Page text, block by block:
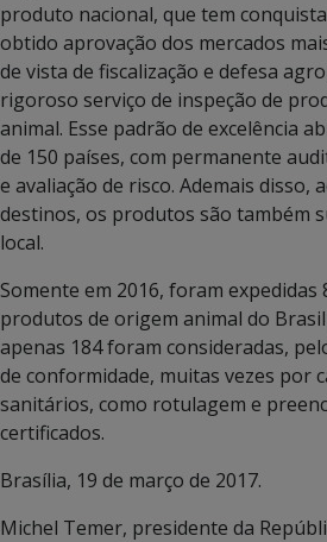
produto nacional, que tem
obtido aprovação dos mercados
de vista de fiscalização e defesa
rigoroso serviço de inspeção de
animal. Esse padrão de excelência
de 150 países, com permanente
e avaliação de risco. Ademais disso,
destinos, os produtos são também
local.
Somente em 2016, foram expedidas
produtos de origem animal do
apenas 184 foram consideradas,
de conformidade, muitas vezes por
sanitários, como rotulagem e
certificados.
Brasília, 19 de março de 2017.
Michel Temer, presidente da